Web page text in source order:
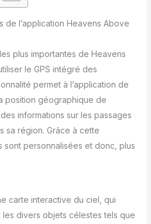
de l’application Heavens Above
plus importantes de Heavens
le GPS intégré des
permet à l’application de
position géographique de
informations sur les passages
sa région. Grâce à cette
sont personnalisées et donc, plus
carte interactive du ciel, qui
divers objets célestes tels que